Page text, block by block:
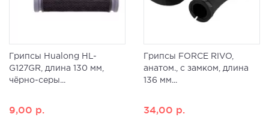
Грипсы Hualong HL-
G127GR, длина 130 мм,
чёрно-серы...
9,00 р.
Грипсы FORCE RIVO,
анатом., с замком, длина
136 мм...
34,00 р.